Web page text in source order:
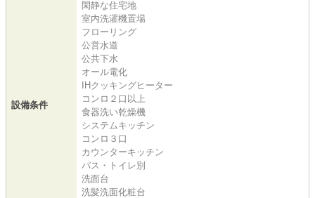
設備条件
閑静な住宅地
室内洗濯機置場
フローリング
公営水道
公共下水
オール電化
IHクッキングヒーター
コンロ２口以上
食器洗い乾燥機
システムキッチン
コンロ３口
カウンターキッチン
バス・トイレ別
洗面台
洗髪洗面化粧台